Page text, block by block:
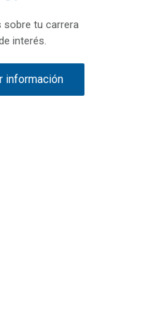
sobre tu carrera
interés.
información